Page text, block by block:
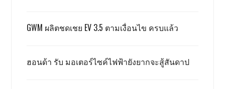
GWM ผลิตชดเชย EV 3.5 ตามเงื่อนไข ครบแล้ว
ฮอนด้า รับ มอเตอร์ไซค์ไฟฟ้ายังยากจะสู้สันดาป